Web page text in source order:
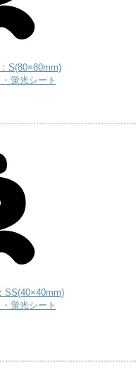
S(80×80mm)
蛍光シート
蛍光シート